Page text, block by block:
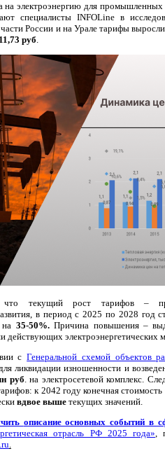
на электроэнергию для
специалисты INFOLine в
России и на Урале тарифы
руб.
что текущий рост тарифов –
в период с 2025 по 2028 год
на 35-50%.Причина повышения –
действующих электроэнергетических
сГенеральной схемой объектов
ликвидации изношенности и
руб. на электросетевой комплекс.
к 2042 году конечная стоимость
вдвое выше текущих значений.
описание основных событий в
отрасль РФ 2025 года»,
.